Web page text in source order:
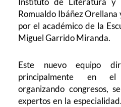
Romualdo Ibáñez
por el académico de la
Miguel Garrido Miranda.
Este nuevo equipo
principalmente en
organizando congresos,
expertos en la